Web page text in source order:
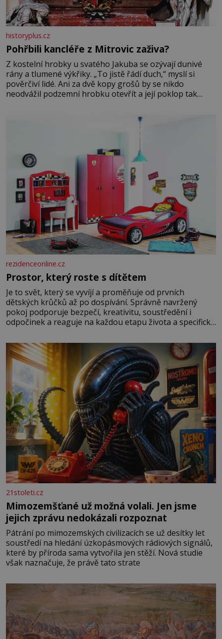
historyplus.cz
Pohřbili kancléře z Mitrovic zaživa?
Z kostelní hrobky u svatého Jakuba se ozývají dunivé
rány a tlumené výkřiky. „To jistě řádí duch,“ myslí si
pověrčiví lidé. Ani za dvě kopy grošů by se nikdo
neodvážil podzemní hrobku otevřít a její poklop tak
rezidenceonline.cz
Prostor, který roste s dítětem
Je to svět, který se vyvíjí a proměňuje od prvních
dětských krůčků až po dospívání. Správně navržený
pokoj podporuje bezpečí, kreativitu, soustředění i
odpočinek a reaguje na každou etapu života a specifické
měkkost a bezpečí, proto by pokoj miminka měl působit
především klidně a útulně. Předškolní věk je
21stoleti.cz
Mimozemšťané už možná volali. Jen jsme
jejich zprávu nedokázali rozpoznat
Pátrání po mimozemských civilizacích se už desítky let
soustředí na hledání úzkopásmových rádiových signálů,
které by příroda sama vytvořila jen stěží. Nová studie
však naznačuje, že právě tato strate